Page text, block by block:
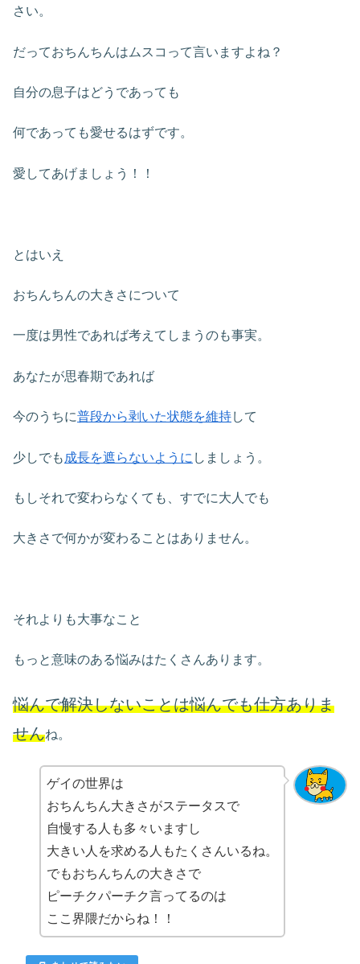
さい。
だっておちんちんはムスコって言いますよね？
自分の息子はどうであっても
何であっても愛せるはずです。
愛してあげましょう！！
とはいえ
おちんちんの大きさについて
一度は男性であれば考えてしまうのも事実。
あなたが思春期であれば
今のうちに普段から剥いた状態を維持して
少しでも 成長を遮らないように しましょう。
もしそれで変わらなくても、すでに大人でも
大きさで何かが変わることはありません。
それよりも大事なこと
もっと意味のある悩みはたくさんあります。
悩んで解決しないことは悩んでも仕方ありま
せんね。
ゲイの世界は
おちんちん大きさがステータスで
自慢する人も多々いますし
大きい人を求める人もたくさんいるね。
でもおちんちんの大きさで
ピーチクパーチク言ってるのは
ここ界隈だからね！！